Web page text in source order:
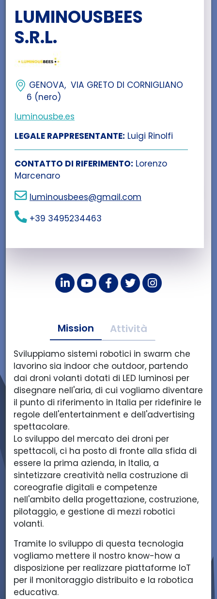
LUMINOUSBEES
S.R.L.
GENOVA, VIA GRETO DI CORNIGLIANO
6 (nero)
luminousbe.es
LEGALE RAPPRESENTANTE: Luigi Rinolfi
CONTATTO DI RIFERIMENTO: Lorenzo
Marcenaro
luminousbees@gmail.com
+39 3495234463
L
i
e
d
i
n
d
i
L
U
I
N
O
U
S
B
E
S.
R.
L.
Y
o
u
b
e
d
i
L
U
M
N
O
U
S
B
E
E
R.
L.
F
a
b
o
o
k
d
i
L
U
I
N
O
U
S
B
E
S.
R.
L.
T
w
t
e
r
d
i
L
U
M
N
O
U
S
B
E
E
R.
L.
I
n
r
a
m
d
i
L
M
I
N
O
U
S
B
S
S.
R.
L.
Mission Attività
Sviluppiamo sistemi robotici in swarm che
lavorino sia indoor che outdoor, partendo
dai droni volanti dotati di LED luminosi per
disegnare nell'aria, di cui vogliamo diventare
il punto di riferimento in Italia per ridefinire le
regole dell'entertainment e dell'advertising
spettacolare.
Lo sviluppo del mercato dei droni per
spettacoli, ci ha posto di fronte alla sfida di
essere la prima azienda, in Italia, a
sintetizzare creatività nella costruzione di
coreografie digitali e competenze
nell'ambito della progettazione, costruzione,
pilotaggio, e gestione di mezzi robotici
volanti.
Tramite lo sviluppo di questa tecnologia
vogliamo mettere il nostro know-how a
disposizione per realizzare piattaforme IoT
per il monitoraggio distribuito e la robotica
educativa.